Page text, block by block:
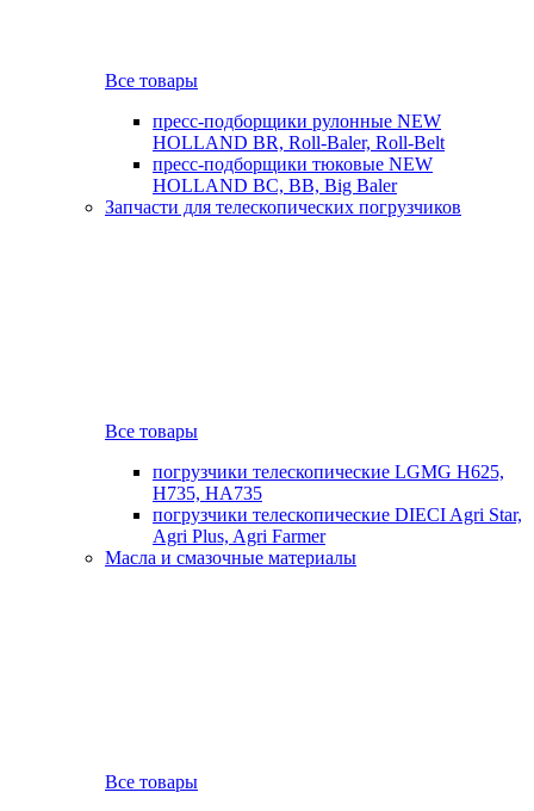
Все товары
пресс-подборщики рулонные NEW
HOLLAND BR, Roll-Baler, Roll-Belt
пресс-подборщики тюковые NEW
HOLLAND BC, BB, Big Baler
Запчасти для телескопических погрузчиков
Все товары
погрузчики телескопические LGMG H625,
H735, HA735
погрузчики телескопические DIECI Agri Star,
Agri Plus, Agri Farmer
Масла и смазочные материалы
Все товары